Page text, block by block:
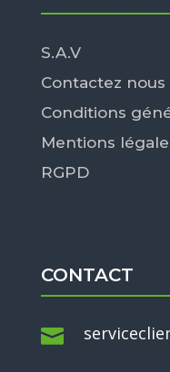
S.A.V
Contactez nous
Conditions
Mentions
RGPD
CONTACT
